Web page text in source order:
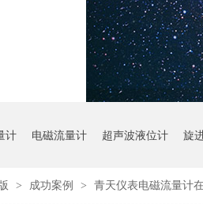
计 电磁流量计 超声波液位计 旋
> 成功案例 > 青天仪表电磁流量计